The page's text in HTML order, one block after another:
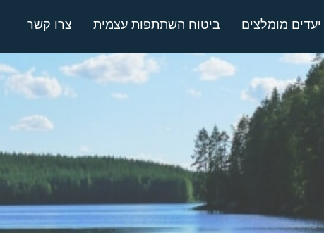
צרו קשר ביטוח השתתפות עצמית יעדים מומלצים